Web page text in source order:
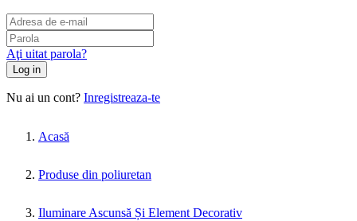
Aţi uitat parola?
Log in
Nu ai un cont? Inregistreaza-te
Acasă
Produse din poliuretan
Iluminare Ascunsă Și Element Decorativ